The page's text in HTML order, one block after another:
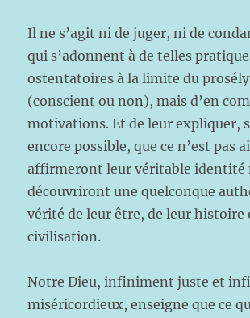
Il ne s’agit ni de juger, ni de
qui s’adonnent à de telles
ostentatoires à la limite du
(conscient ou non), mais d’en
motivations. Et de leur expliquer,
encore possible, que ce n’est pas
affirmeront leur véritable identité
découvriront une quelconque
vérité de leur être, de leur histoire
civilisation.
Notre Dieu, infiniment juste et
miséricordieux, enseigne que ce